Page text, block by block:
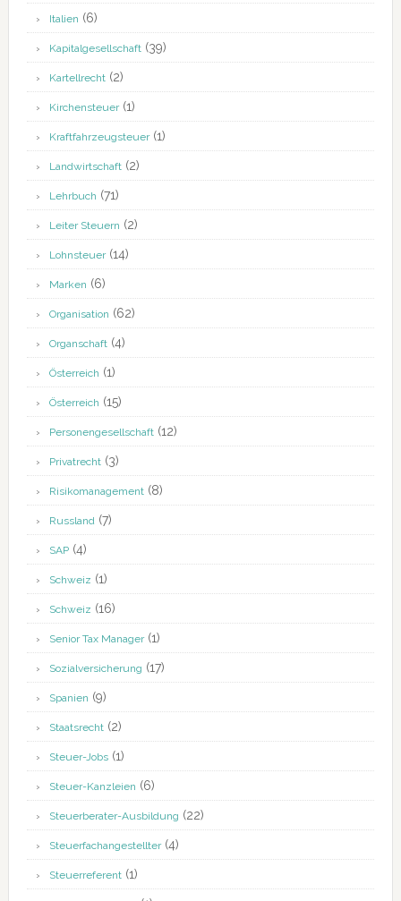
Italien (6)
Kapitalgesellschaft(39)
Kartellrecht(2)
Kirchensteuer(1)
Kraftfahrzeugsteuer(1)
Landwirtschaft(2)
Lehrbuch (71)
Leiter Steuern (2)
Lohnsteuer(14)
Marken (6)
Organisation (62)
Organschaft(4)
Österreich (1)
Österreich (15)
Personengesellschaft(12)
Privatrecht(3)
Risikomanagement(8)
Russland(7)
SAP(4)
Schweiz (1)
Schweiz (16)
Senior Tax Manager(1)
Sozialversicherung (17)
Spanien (9)
Staatsrecht(2)
Steuer-Jobs(1)
Steuer-Kanzleien (6)
Steuerberater-Ausbildung (22)
Steuerfachangestellter(4)
Steuerreferent(1)